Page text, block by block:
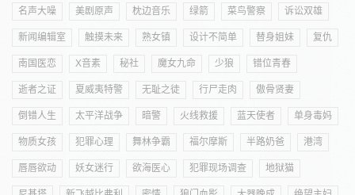
名声大噪 美剧原声 枕边音乐 绿箭 菜鸟警察 诉讼双雄
新闻编辑室 触摸未来 熟女镇 设计不简单 替身姐妹 复仇
南国医恋 X音素 秘社 魔女九命 少狼 错位青春
逝者之证 夏威夷特警 无耻之徒 行尸走肉 傲骨贤妻
倒错人生 太平洋战争 暗警 火线救援 蓝天使者 单身毒妈
物质女孩 犯罪心理 舞林争霸 福尔摩斯 半路奶爸 港湾
唇唇欲动 妖女迷行 欲海医心 犯罪现场调查 地狱猫